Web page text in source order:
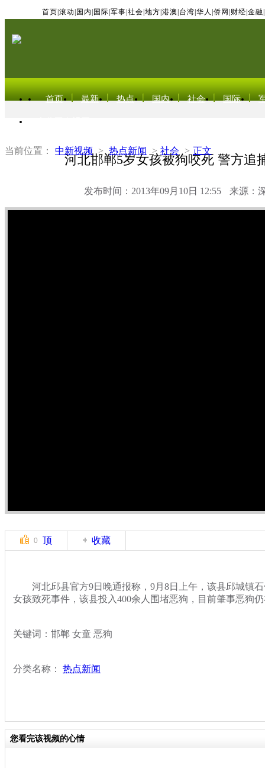
首页 滚动 国内 国际 军事 社会 地方 港澳 台湾 华人 侨网 财经 金融
首页 最新 热点 国内 社会 国际
当前位置： 中新视频 > 热点新闻 > 社会 > 正文
河北邯郸5岁女孩被狗咬死 警方追
发布时间：2013年09月10日 12:55 来源：
0 顶 收藏
河北邱县官方9日晚通报称，9月8日上午，该县邱城镇石
女孩致死事件，该县投入400余人围堵恶狗，目前肇事恶狗
关键词：邯郸 女童 恶狗
分类名称： 热点新闻
您看完该视频的心情